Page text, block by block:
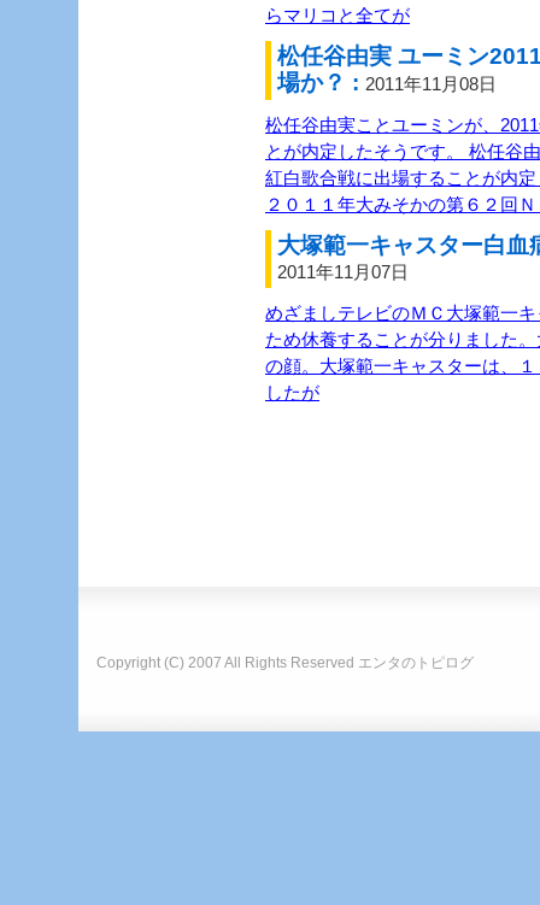
らマリコと全てが
松任谷由実 ユーミン
場か？ : 2011年11月08日
松任谷由実ことユーミンが、
とが内定したそうです。 松任谷
紅白歌合戦に出場することが内
２０１１年大みそかの第６２回
大塚範一キャスター白血
2011年11月07日
めざましテレビのＭＣ大塚範一
ため休養することが分りました
の顔。大塚範一キャスターは、
したが
Copyright (C) 2007 All Rights Reserved エンタのトピログ